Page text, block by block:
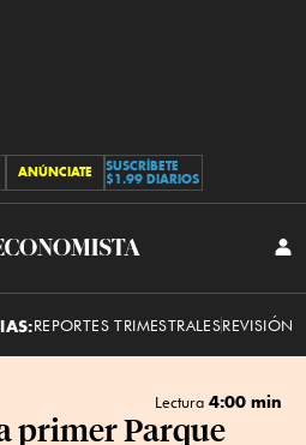
ANÚNCIATE
SUSCRÍBETE
$1.99 DIARIOS
El
REPORTES TRIMESTRALESREVISIÓN
Lectura 4:00 min
primer Parque